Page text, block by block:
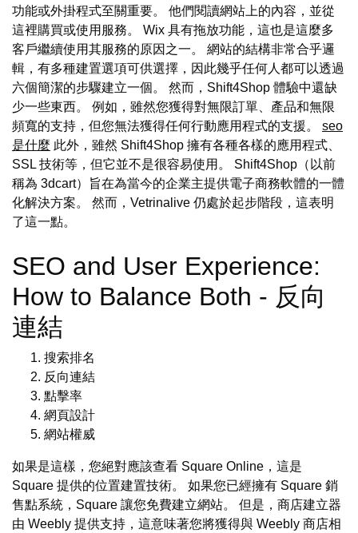
功能或外掛程式至關重要。 他們閱讀網站上的內容，並從
這裡購買或使用服務。 Wix 具有拖放功能，這也是這麼多
客戶繼續使用其服務的原因之一。 網站的結構非常合乎邏
輯，有多種建置選項可供選擇，因此幾乎任何人都可以透過
六個簡潔的步驟建立一個。 然而，Shift4Shop 體驗中還缺
少一些東西。 例如，雖然您獲得對無限訂單、產品和無限
頻寬的支持，但您無法獲得任何行動應用程式的支援。 seo
是什麼 此外，雖然 Shift4Shop 擁有各種各樣的應用程式、
SSL 技術等，但它並不是很容易使用。 Shift4Shop（以前
稱為 3dcart）旨在為當今的企業主提供電子商務軟體的一體
化解決方案。 然而，Vetrinalive 仍處於起步階段，這表明
了這一點。
SEO and User Experience:
How to Balance Both - 反向
連結
搜索排名
反向連結
點擊率
網頁設計
網站權威
如果是這樣，您絕對應該查看 Square Online，這是
Square 提供的位置建置技術。 如果您已經擁有 Square 銷
售點系統，Square 讓您免費建立網站。 但是，商店建立器
由 Weebly 提供支持，這意味著您將獲得與 Weebly 商店相